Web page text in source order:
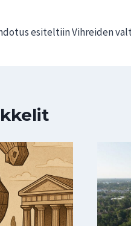
esiteltiin Vihreiden